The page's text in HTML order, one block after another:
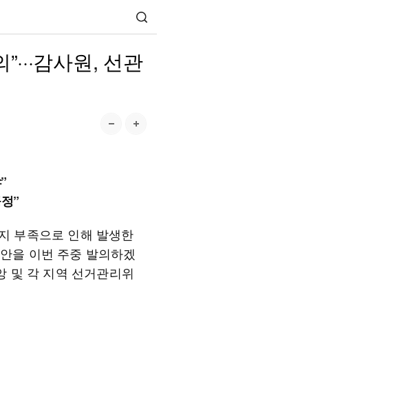
감사원, 선관
”
부족으로 인해 발생한
을 이번 주중 발의하겠
및 각 지역 선거관리위